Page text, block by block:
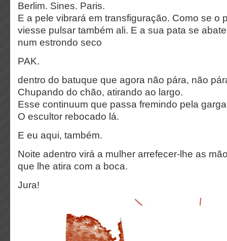
Berlim. Sines. Paris.
E a pele vibrará em transfiguração. Como se o
viesse pulsar também ali. E a sua pata se
num estrondo seco
PAK.
dentro do batuque que agora não pára, não
Chupando do chão, atirando ao largo.
Esse continuum que passa fremindo pela
O escultor rebocado lá.
E eu aqui, também.
Noite adentro virá a mulher arrefecer-lhe as
que lhe atira com a boca.
Jura!